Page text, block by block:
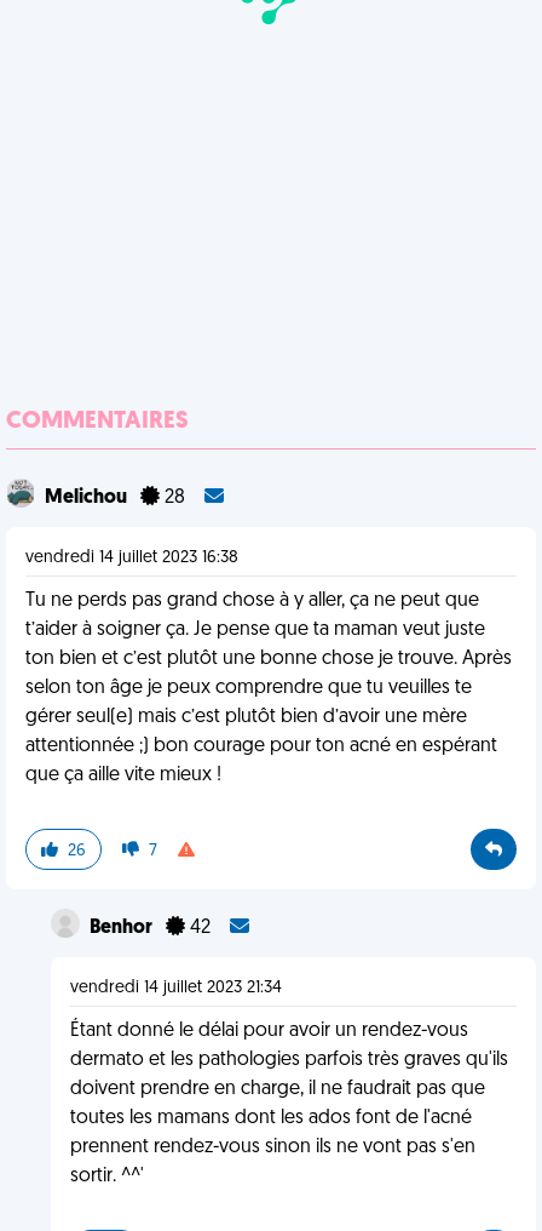
COMMENTAIRES
Melichou 28
vendredi 14 juillet 2023 16:38
Tu ne perds pas grand chose à y aller, ça ne peut que
t’aider à soigner ça. Je pense que ta maman veut juste
ton bien et c’est plutôt une bonne chose je trouve. Après
selon ton âge je peux comprendre que tu veuilles te
gérer seul(e) mais c’est plutôt bien d’avoir une mère
attentionnée ;) bon courage pour ton acné en espérant
que ça aille vite mieux !
26 7
Benhor 42
vendredi 14 juillet 2023 21:34
Étant donné le délai pour avoir un rendez-vous
dermato et les pathologies parfois très graves qu'ils
doivent prendre en charge, il ne faudrait pas que
toutes les mamans dont les ados font de l'acné
prennent rendez-vous sinon ils ne vont pas s'en
sortir. ^^'